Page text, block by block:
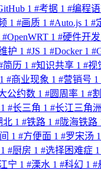
1 #考据 1 #编程
1 #画质 1 #Auto.js 1 #
#OpenWRT 1 #硬件开发
护 1 #JS 1 #Docker 1 #
简历 1 #知识共享 1 #视
1 #商业现象 1 #营销号 1
公约数 1 #圆周率 1 #
1 #长三角 1 #长江三角洲
北 1 #铁路 1 #陇海铁路
1 #方便面 1 #罗宋汤 1
1 #厨房 1 #选择困难症 1
宁 1 #溧水 1 #科幻 1 #